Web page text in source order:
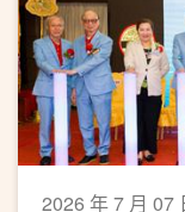
2026 年 7 月 07